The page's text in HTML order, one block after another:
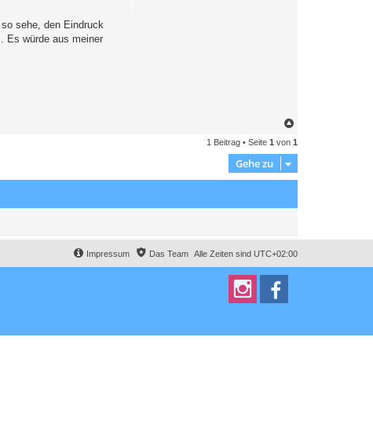
sehe, den Eindruck
Es würde aus meiner
c
h
b
1 Beitrag • Seite 1 von 1
Gehe zu
Alle Zeiten sind UTC+02:00
Das Team
Impressum